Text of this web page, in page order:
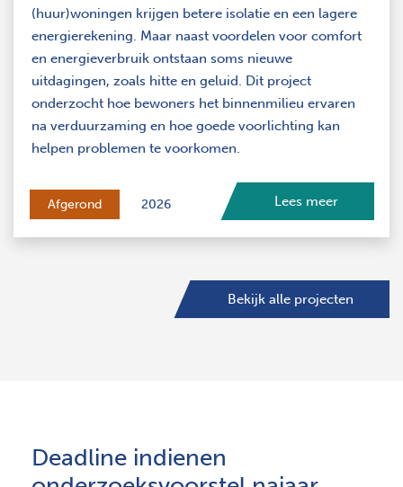
(huur)woningen krijgen betere isolatie en een lagere
energierekening. Maar naast voordelen voor comfort
en energieverbruik ontstaan soms nieuwe
uitdagingen, zoals hitte en geluid. Dit project
onderzocht hoe bewoners het binnenmilieu ervaren
na verduurzaming en hoe goede voorlichting kan
helpen problemen te voorkomen.
Afgerond 2026 Lees meer
Bekijk alle projecten
Deadline indienen